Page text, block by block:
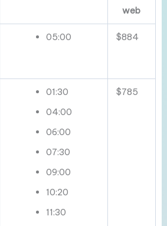
web
05:00 $884
01:30
04:00
06:00
07:30
09:00
10:20
11:30
$785